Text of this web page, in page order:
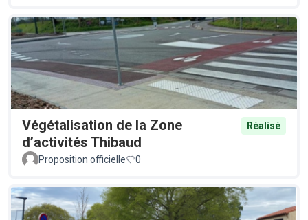
Végétalisation de la Zone
d’activités Thibaud
Réalisé
Proposition officielle 0